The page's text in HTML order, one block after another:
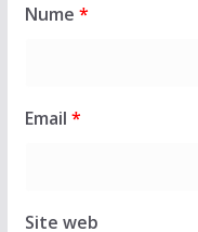
Nume *
Email *
Site web